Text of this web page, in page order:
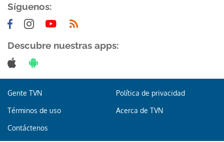
Síguenos:
Descubre nuestras apps:
Gente TVN Política de privacidad
Términos de uso Acerca de TVN
Contáctenos